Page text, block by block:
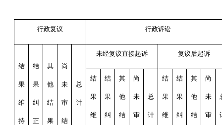
行政复议 行政诉讼
结
果
维
持
结
果
纠
正
其
他
结
果
尚
未
审
结
总
计
未经复议直接起诉 复议后起诉
结
果
维
结
果
纠
其
他
结
尚
未
审
总
计
结
果
维
结
果
纠
其
他
结
尚
未
审